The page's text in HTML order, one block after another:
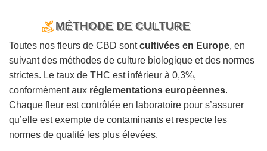
MÉTHODE DE CULTURE
Toutes nos fleurs de CBD sontcultivées en Europe, en
suivant des méthodes de culture biologique et des normes
strictes. Le taux de THC est inférieur à 0,3%,
conformément aux réglementations européennes.
Chaque fleur est contrôlée en laboratoire pour s’assurer
qu’elle est exempte de contaminants et respecte les
normes de qualité les plus élevées.